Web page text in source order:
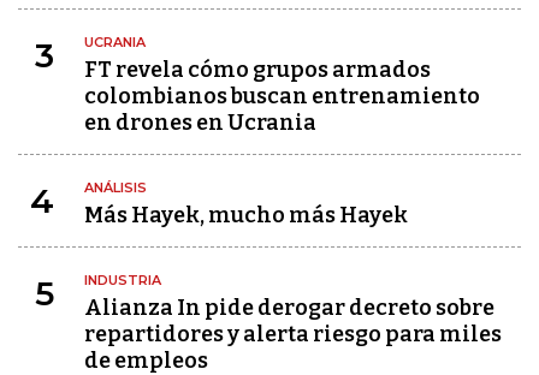
3 UCRANIA
FT revela cómo grupos armados
colombianos buscan entrenamiento
en drones en Ucrania
4 ANÁLISIS
Más Hayek, mucho más Hayek
5 INDUSTRIA
Alianza In pide derogar decreto sobre
repartidores y alerta riesgo para miles
de empleos